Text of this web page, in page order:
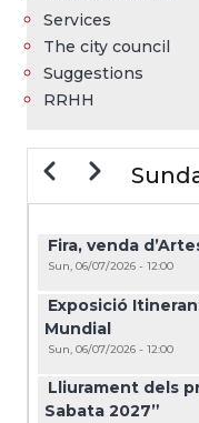
Services
The city council
Suggestions
RRHH
PAGINATION
PreviousNext
Fira, venda
Sun, 06/07/2026 - 12:00
Exposició
Mundial
Sun, 06/07/2026 - 12:00
Lliurament dels
Sabata 2027”